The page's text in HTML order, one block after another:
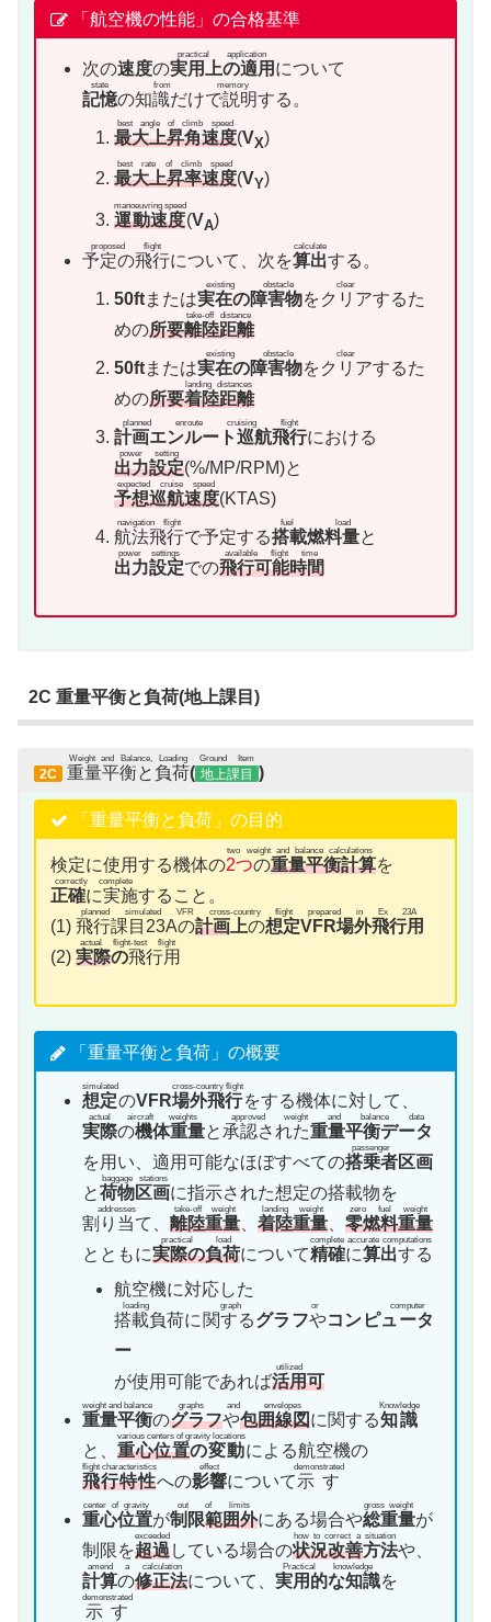
「航空機の性能」の合格基準
次の速度の実用上の適用
practical application
について
記憶の知識だけで説明
state from memory
する。
最大上昇角速度
best angle of climb speed
(VX)
最大上昇率速度
best rate of climb speed
(VY)
運動速度
manoeuvring speed
(VA)
予定の飛行
proposed flight
について、次を算出
calculate
する。
50ftまたは実在の障害物
existing obstacle
をクリア
clear
するた
めの所要離陸距離
take-off distance
50ftまたは実在の障害物
existing obstacle
をクリア
clear
するた
めの所要着陸距離
landing distances
計画エンルート巡航飛行
planned enroute cruising flight
における
出力設定
power setting
(%/MP/RPM)と
予想巡航速度
expected cruise speed
(KTAS)
航法飛行
navigation flight
で予定する搭載燃料量
fuel load
と
出力設定
power settings
での飛行可能時間
available flight time
2C 重量平衡と負荷(地上課目)
2C 重量平衡と負荷
Weight and Balance, Loading
( 地上課目
Ground Item
)
「重量平衡と負荷」の目的
検定に使用する機体の2つの重量平衡計算
two weight and balance calculations
を
正確に実施
correctly complete
すること。
(1) 飛行課目23Aの計画上の想定VFR場外飛行用
planned simulated VFR cross-country flight prepared in Ex 23A
(2) 実際の飛行用
actual flight-test flight
「重量平衡と負荷」の概要
想定
simulated
のVFR場外飛行
cross-country flight
をする機体に対して、
実際の機体重量
actual aircraft weights
と承認された重量平衡データ
approved weight and balance data
を用い、適用可能なほぼすべての搭乗者
passenger
区画
と荷物区画
baggage stations
に指示された想定の搭載物を
割り当て
addresses
、 離陸重量
take-off weight
、 着陸重量
landing weight
、 零燃料重量
zero fuel weight
とともに実際の負荷
practical load
について精確に算出する
complete accurate computations
航空機に対応した
搭載負荷に関するグラフやコンピュータ
ー
loading graph or computer
が使用可能であれば活用
utilized
可
重量平衡
weight and balance
のグラフや包囲線図
graphs and envelopes
に関する知識
Knowledge
と、 重心位置の変動
various centers of gravity locations
による航空機の
飛行特性
flight characteristics
への影響
effect
について示す
demonstrated
重心位置
center of gravity
が制限範囲外
out of limits
にある場合や総重量
gross weight
が
制限を超過
exceeded
している場合の状況改善方法
how to correct a situation
や、
計算の修正法
amend a calculation
について、 実用的な知識
Practical knowledge
を
示す
demonstrated